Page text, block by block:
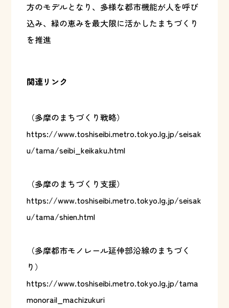
方のモデルとなり、多様な都市機能が人を呼び
込み、緑の恵みを最大限に活かしたまちづくり
を推進
関連リンク
（多摩のまちづくり戦略）
https://www.toshiseibi.metro.tokyo.lg.jp/seisak
u/tama/seibi_keikaku.html
（多摩のまちづくり支援）
https://www.toshiseibi.metro.tokyo.lg.jp/seisak
u/tama/shien.html
（多摩都市モノレール延伸部沿線のまちづく
り）
https://www.toshiseibi.metro.tokyo.lg.jp/tama
monorail_machizukuri